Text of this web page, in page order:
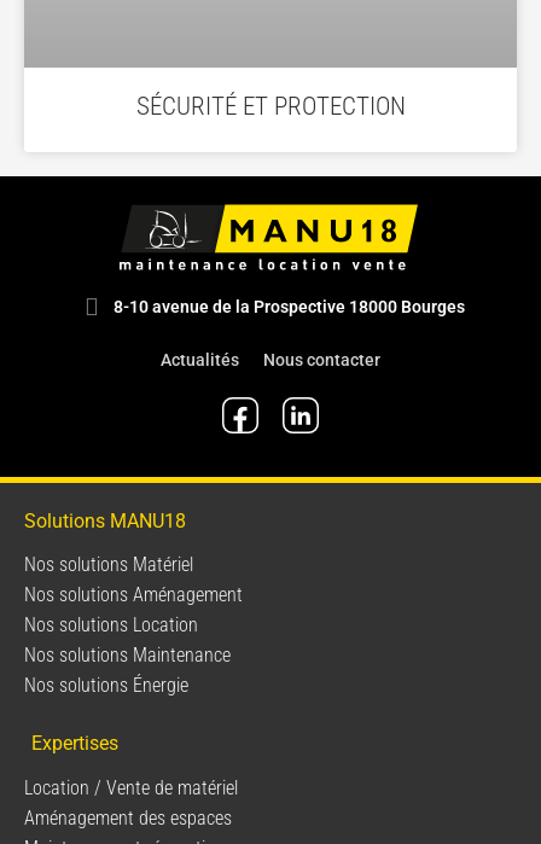
SÉCURITÉ ET PROTECTION
8-10 avenue de la Prospective 18000 Bourges
Actualités Nous contacter
Solutions MANU18
Nos solutions Matériel
Nos solutions Aménagement
Nos solutions Location
Nos solutions Maintenance
Nos solutions Énergie
Expertises
Location / Vente de matériel
Aménagement des espaces